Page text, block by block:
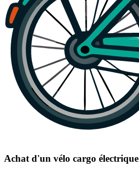
Achat d'un vélo cargo électrique